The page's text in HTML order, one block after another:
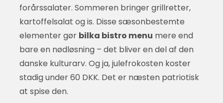
forårssalater. Sommeren bringer grillretter,
kartoffelsalat og is. Disse sæsonbestemte
elementer gør bilka bistro menu mere end
bare en nødløsning – det bliver en del af den
danske kulturarv. Og ja, julefrokosten koster
stadig under 60 DKK. Det er næsten patriotisk
at spise den.